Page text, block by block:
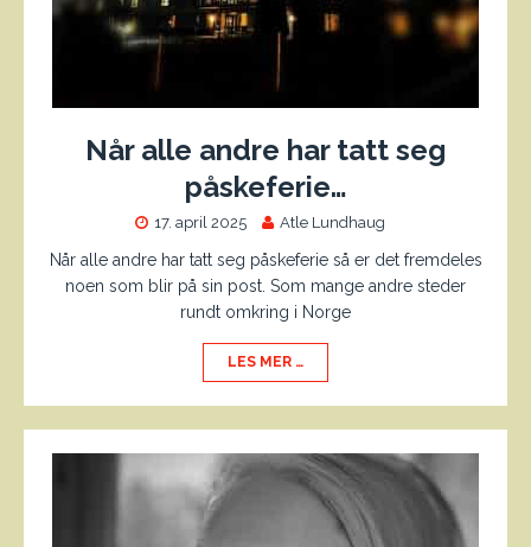
Når alle andre har tatt seg
påskeferie…
17. april 2025 Atle Lundhaug
Når alle andre har tatt seg påskeferie så er det fremdeles
noen som blir på sin post. Som mange andre steder
rundt omkring i Norge
LES MER …